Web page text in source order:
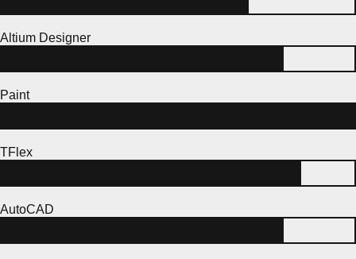
Altium Designer
Paint
TFlex
AutoCAD